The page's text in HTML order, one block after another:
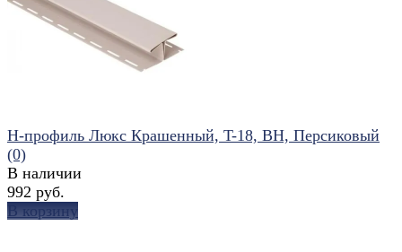
избранное сравнить
Н-профиль Люкс Крашенный, T-18, ВН, Персиковый
(0)
В наличии
992 руб.
В корзину